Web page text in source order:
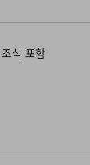
조식 포함